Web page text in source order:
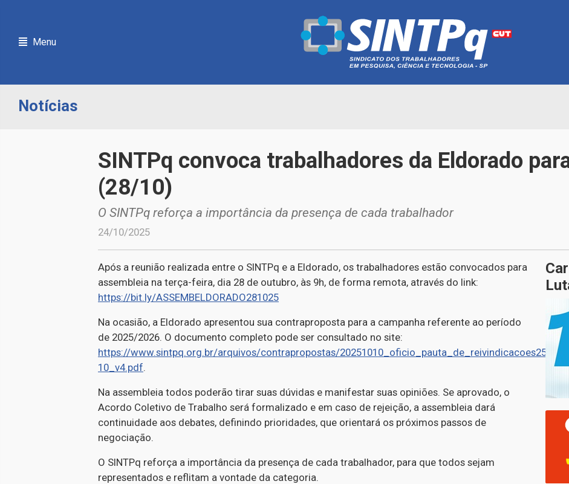
Menu
Notícias
SINTPq convoca trabalhadores da Eldorado
(28/10)
O SINTPq reforça a importância da presença de cada trabalhador
24/10/2025
Após a reunião realizada entre o SINTPq e a Eldorado, os trabalhadores estão convocados para
assembleia na terça-feira, dia 28 de outubro, às 9h, de forma remota, através do link:
https://bit.ly/ASSEMBELDORADO281025
Na ocasião, a Eldorado apresentou sua contraproposta para a campanha referente ao período
de 2025/2026. O documento completo pode ser consultado no site:
https://www.sintpq.org.br/arquivos/contrapropostas/
10_v4.pdf.
Na assembleia todos poderão tirar suas dúvidas e manifestar suas opiniões. Se aprovado, o
Acordo Coletivo de Trabalho será formalizado e em caso de rejeição, a assembleia dará
continuidade aos debates, definindo prioridades, que orientará os próximos passos de
negociação.
O SINTPq reforça a importância da presença de cada trabalhador, para que todos sejam
representados e reflitam a vontade da categoria.